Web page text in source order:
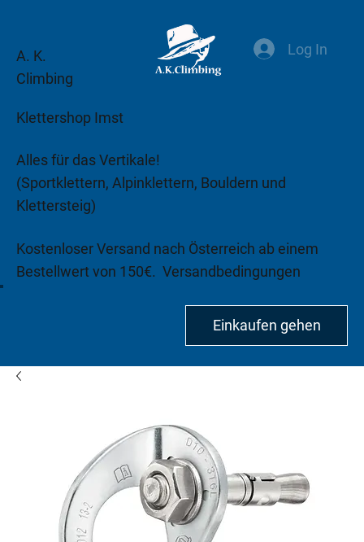
A. K.
Climbing
Klettershop Imst
Alles für das Vertikale!
(Sportklettern, Alpinklettern, Bouldern und
Klettersteig)
Kostenloser Versand nach Österreich ab einem
Bestellwert von 150€. Versandbedingungen
Log In
Einkaufen gehen